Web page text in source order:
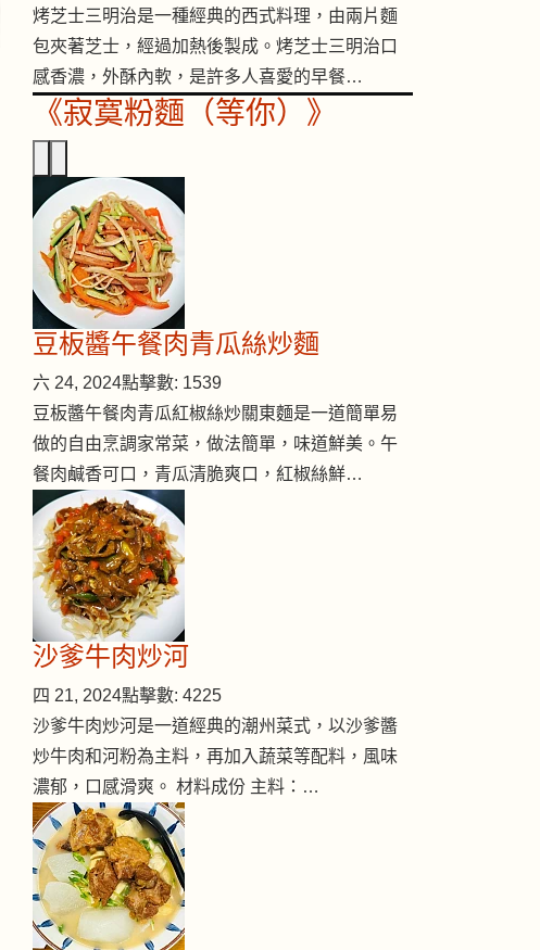
烤芝士三明治是一種經典的西式料理，由兩片麵
包夾著芝士，經過加熱後製成。烤芝士三明治口
感香濃，外酥內軟，是許多人喜愛的早餐…
《寂寞粉麵（等你）》
豆板醬午餐肉青瓜絲炒麵
六 24, 2024點擊數: 1539
豆板醬午餐肉青瓜紅椒絲炒關東麵是一道簡單易
做的自由烹調家常菜，做法簡單，味道鮮美。午
餐肉鹹香可口，青瓜清脆爽口，紅椒絲鮮…
沙爹牛肉炒河
四 21, 2024點擊數: 4225
沙爹牛肉炒河是一道經典的潮州菜式，以沙爹醬
炒牛肉和河粉為主料，再加入蔬菜等配料，風味
濃郁，口感滑爽。 材料成份 主料：…